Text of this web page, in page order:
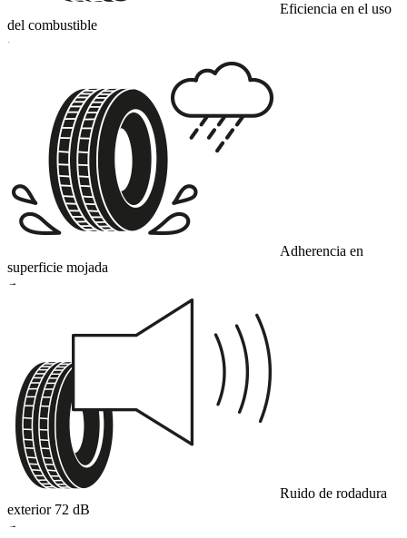
Eficiencia en el uso
del combustible
C
Adherencia en
superficie mojada
A
Ruido de rodadura
exterior 72 dB
A